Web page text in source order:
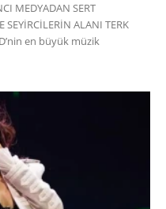
MEDYADAN SERT
SEYİRCİLERİN ALANI TERK
en büyük müzik